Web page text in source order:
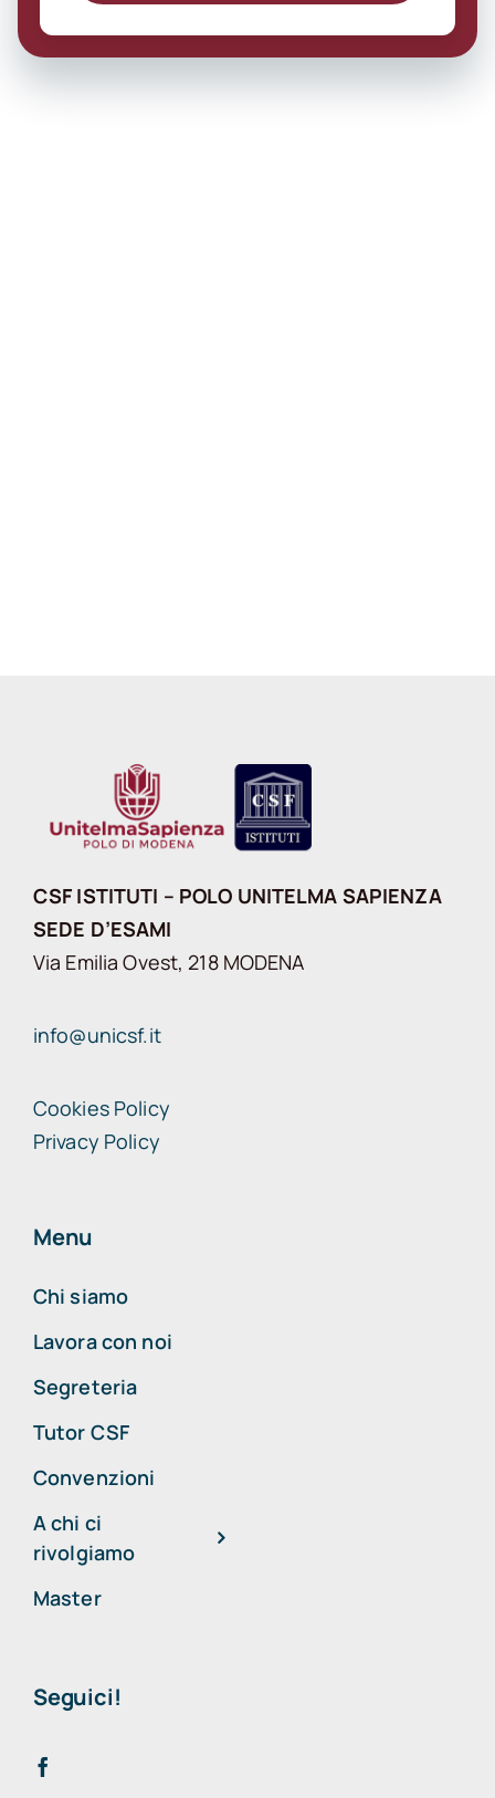
CSF ISTITUTI – POLO UNITELMA SAPIENZA
SEDE D’ESAMI
Via Emilia Ovest, 218 MODENA
info@unicsf.it
Cookies Policy
Privacy Policy
Menu
Chi siamo
Lavora con noi
Segreteria
Tutor CSF
Convenzioni
A chi ci
rivolgiamo
Master
Seguici!